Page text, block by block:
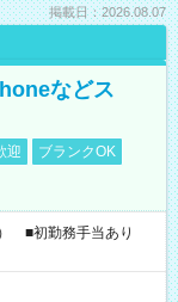
掲載日：2026.08.07
などス
迎
ブランクOK
■初勤務手当あり